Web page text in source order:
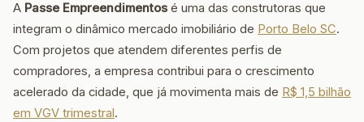
A Passe Empreendimentosé uma das construtoras que
integram o dinâmico mercado imobiliário de Porto Belo SC.
Com projetos que atendem diferentes perfis de
compradores, a empresa contribui para o crescimento
acelerado da cidade, que já movimenta mais de R$ 1,5 bilhão
em VGV trimestral.